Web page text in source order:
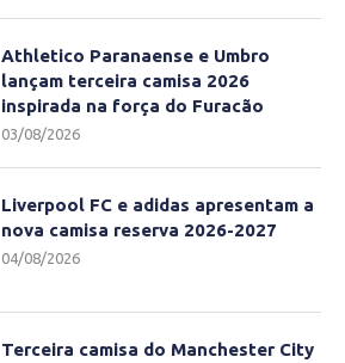
Athletico Paranaense e Umbro
lançam terceira camisa 2026
inspirada na força do Furacão
03/08/2026
Liverpool FC e adidas apresentam a
nova camisa reserva 2026-2027
04/08/2026
Terceira camisa do Manchester City